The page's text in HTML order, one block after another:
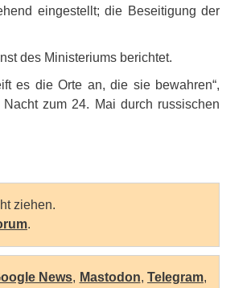
eingestellt; die Beseitigung der
des Ministeriums berichtet.
es die Orte an, die sie bewahren“,
zum 24. Mai durch russischen
ziehen.
.
News, Mastodon, Telegram,